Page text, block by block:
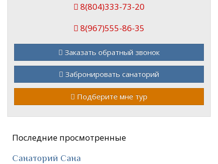
8(804)333-73-20
8(967)555-86-35
Заказать обратный звонок
Забронировать санаторий
Подберите мне тур
Последние просмотренные
Санаторий Сана